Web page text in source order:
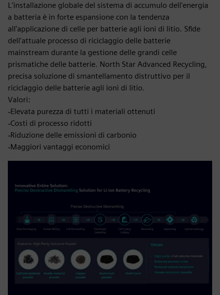
L'installazione globale del sistema di accumulo dell'energia
a batteria è in forte espansione con la tendenza
all'applicazione di celle per batterie agli ioni di litio. Sfide
dell'attuale processo di riciclaggio delle batterie
mainstream durante la gestione delle grandi celle
prismatiche delle batterie. North Star Advanced Recycling,
precisa soluzione di smantellamento distruttivo per il
riciclaggio delle batterie agli ioni di litio.
Valori:
‐Elevata purezza di tutti i materiali ottenuti
‐Costi di processo ridotti
‐Riduzione delle emissioni di carbonio
‐Maggiori vantaggi economici